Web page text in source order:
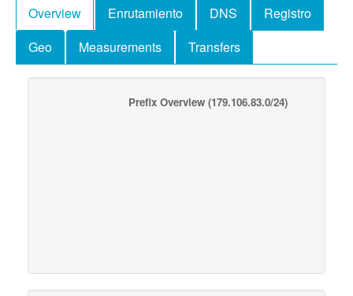
Overview Enrutamiento DNS
Registro
Geo
Measurements Transfers
Prefix Overview(179.106.83.0/24)